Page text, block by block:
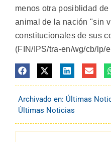
menos otra posiblidad
animal de la nación "sin
constitucionales de sus
(FIN/IPS/tra-en/wg/cb/lp/
Archivado en: Últimas
Últimas Noticias